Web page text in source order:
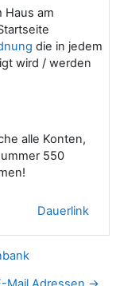
Haus am
die in jedem
wird / werden
alle Konten,
550
Dauerlink